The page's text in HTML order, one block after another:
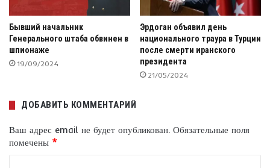
Бывший начальник
Генерального штаба обвинен в
шпионаже
19/09/2024
Эрдоган объявил день
национального траура в Турции
после смерти иранского
президента
21/05/2024
ДОБАВИТЬ КОММЕНТАРИЙ
Ваш адрес email не будет опубликован. Обязательные поля
помечены *